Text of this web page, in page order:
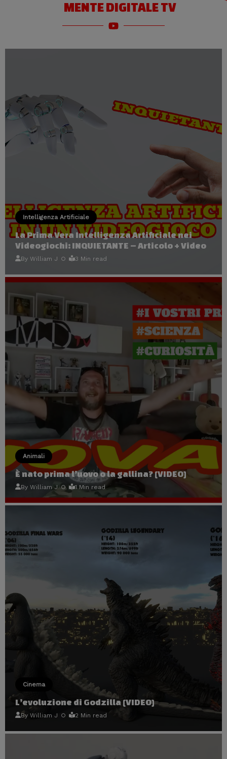
MENTE DIGITALE TV
Intelligenza Artificiale
La Prima Vera Intelligenza Artificiale nei
Videogiochi: INQUIETANTE – Articolo + Video
By William J 3 Min read
Animali
È nato prima l’uovo o la gallina? [VIDEO]
By William J 1 Min read
Cinema
L’evoluzione di Godzilla [VIDEO]
By William J 2 Min read